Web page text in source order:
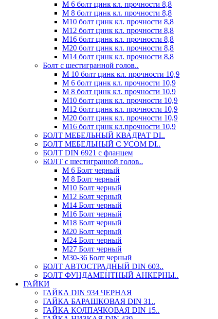
М 6 болт цинк кл. прочности 8,8
М 8 болт цинк кл. прочности 8,8
М10 болт цинк кл. прочности 8,8
М12 болт цинк кл. прочности 8,8
М16 болт цинк кл. прочности 8,8
М20 болт цинк кл. прочности 8,8
М14 болт цинк кл. прочности 8,8
Болт с шестигранной голов..
М 10 болт цинк кл. прочности 10,9
М 6 болт цинк кл. прочности 10,9
М 8 болт цинк кл. прочности 10,9
М10 болт цинк кл. прочности 10,9
М12 болт цинк кл. прочности 10,9
М20 болт цинк кл. прочности 10,9
М16 болт цинк кл.прочности 10,9
БОЛТ МЕБЕЛЬНЫЙ КВАДРАТ DI..
БОЛТ МЕБЕЛЬНЫЙ С УСОМ DI..
БОЛТ DIN 6921 c фланцем
БОЛТ с шестигранной голов..
М 6 Болт черный
М 8 Болт черный
М10 Болт черный
М12 Болт черный
М14 Болт черный
М16 Болт черный
М18 Болт черный
М20 Болт черный
М24 Болт черный
М27 Болт черный
М30-36 Болт черный
БОЛТ АВТОСТРАДНЫЙ DIN 603..
БОЛТ ФУНДАМЕНТНЫЙ АНКЕРНЫ..
ГАЙКИ
ГАЙКА DIN 934 ЧЕРНАЯ
ГАЙКА БАРАШКОВАЯ DIN 31..
ГАЙКА КОЛПАЧКОВАЯ DIN 15..